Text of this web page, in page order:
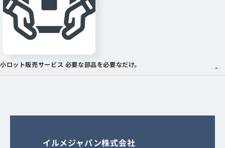
小ロット販売サービス 必要な部品を必要なだけ。
イルメジャパン株式会社